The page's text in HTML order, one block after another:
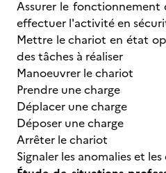
Assurer le
effectuer l'activité en
Mettre le chariot en état
des tâches à réaliser
Manoeuvrer le chariot
Prendre une charge
Déplacer une charge
Déposer une charge
Arrêter le chariot
Signaler les anomalies et